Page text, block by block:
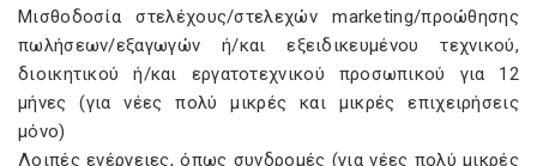
Μισθοδοσία στελέχους/στελεχών marketing/προώθησης
πωλήσεων/εξαγωγών ή/και εξειδικευμένου τεχνικού,
διοικητικού ή/και εργατοτεχνικού προσωπικού για 12
μήνες (για νέες πολύ μικρές και μικρές επιχειρήσεις
μόνο)
Λοιπές ενέργειες, όπως συνδρομές (για νέες πολύ μικρές